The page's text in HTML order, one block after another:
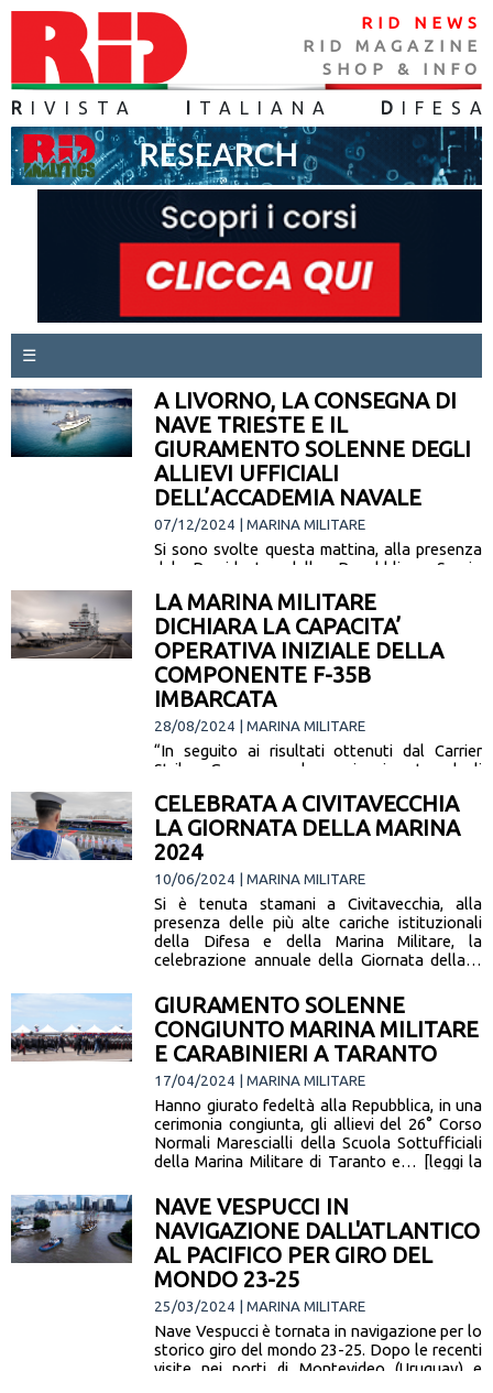
RID NEWS
RID MAGAZINE
SHOP & INFO
R IVISTA TALIANA D IFES A
☰
A LIVORNO, LA CONSEGNA DI
NAVE TRIESTE E IL
GIURAMENTO SOLENNE DEGLI
ALLIEVI UFFICIALI
DELL’ACCADEMIA NAVALE
07/12/2024 | MARINA MILITARE
Si sono svolte questa mattina, alla presenza
del Presidente della Repubblica, Sergio
Crosetto, del Capo di Stato Maggiore della…
[leggi la notizia]
LA MARINA MILITARE
DICHIARA LA CAPACITA’
OPERATIVA INIZIALE DELLA
COMPONENTE F-35B
IMBARCATA
28/08/2024 | MARINA MILITARE
“In seguito ai risultati ottenuti dal Carrier
Strike Group e al raggiungimento degli
imbarcata, oggi possiamo dichiarare il
conseguimento della Initial… [leggi la notizia]
CELEBRATA A CIVITAVECCHIA
LA GIORNATA DELLA MARINA
2024
10/06/2024 | MARINA MILITARE
Si è tenuta stamani a Civitavecchia, alla
presenza delle più alte cariche istituzionali
della Difesa e della Marina Militare, la
celebrazione annuale della Giornata della…
GIURAMENTO SOLENNE
CONGIUNTO MARINA MILITARE
E CARABINIERI A TARANTO
17/04/2024 | MARINA MILITARE
Hanno giurato fedeltà alla Repubblica, in una
cerimonia congiunta, gli allievi del 26° Corso
Normali Marescialli della Scuola Sottufficiali
della Marina Militare di Taranto e… [leggi la
NAVE VESPUCCI IN
NAVIGAZIONE DALL'ATLANTICO
AL PACIFICO PER GIRO DEL
MONDO 23-25
25/03/2024 | MARINA MILITARE
Nave Vespucci è tornata in navigazione per lo
storico giro del mondo 23-25. Dopo le recenti
visite nei porti di Montevideo (Uruguay) e